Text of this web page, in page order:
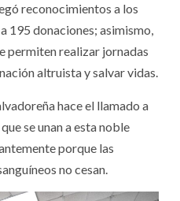
reconocimientos a los
195 donaciones; asimismo,
permiten realizar jornadas
altruista y salvar vidas.
hace el llamado a
se unan a esta noble
porque las
no cesan.